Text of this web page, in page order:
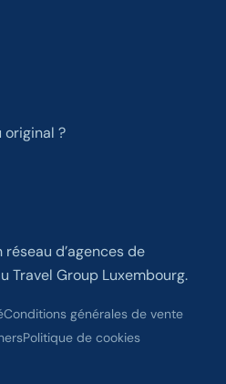
original ?
d’agences de
Travel Group Luxembourg.
Conditions générales de vente
Politique de cookies